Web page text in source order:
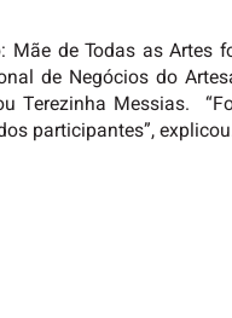
Mãe de Todas as
de Negócios do
Terezinha Messias.
participantes”,